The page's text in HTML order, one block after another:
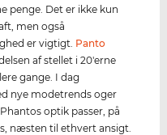
penge. Det er ikke kun
men også
er vigtigt. Panto
af stellet i 20'erne
gange. I dag
nye modetrends oger
optik passer, på
næsten til ethvert ansigt.